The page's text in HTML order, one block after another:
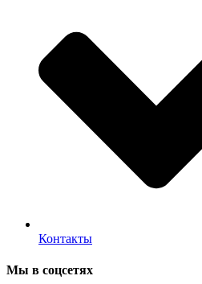
Контакты
Мы в соцсетях